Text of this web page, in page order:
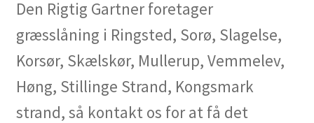
Den Rigtig Gartner foretager
græsslåning i Ringsted, Sorø, Slagelse,
Korsør, Skælskør, Mullerup, Vemmelev,
Høng, Stillinge Strand, Kongsmark
strand, så kontakt os for at få det